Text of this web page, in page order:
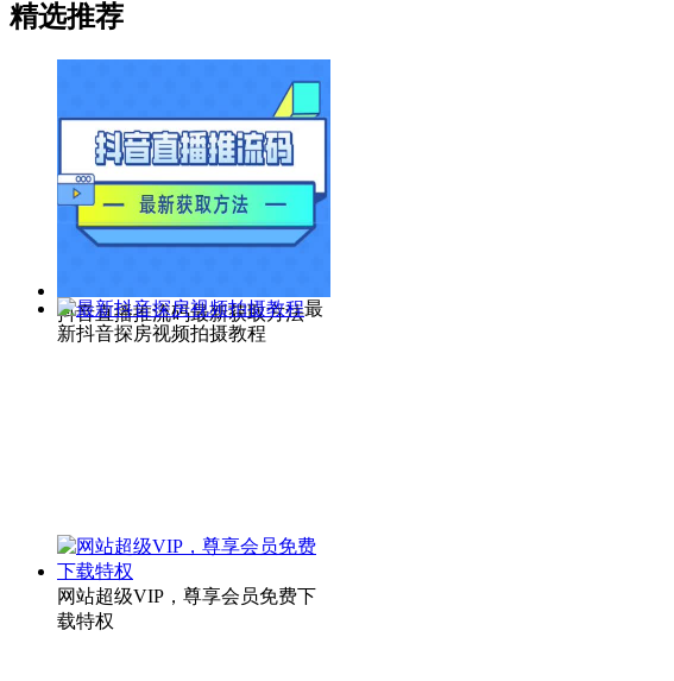
精选推荐
抖音直播推流码最新获取方法最
新抖音探房视频拍摄教程
网站超级VIP，尊享会员免费下
载特权